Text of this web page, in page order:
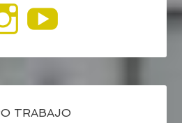
Ver
perfil
de
TRABAJO